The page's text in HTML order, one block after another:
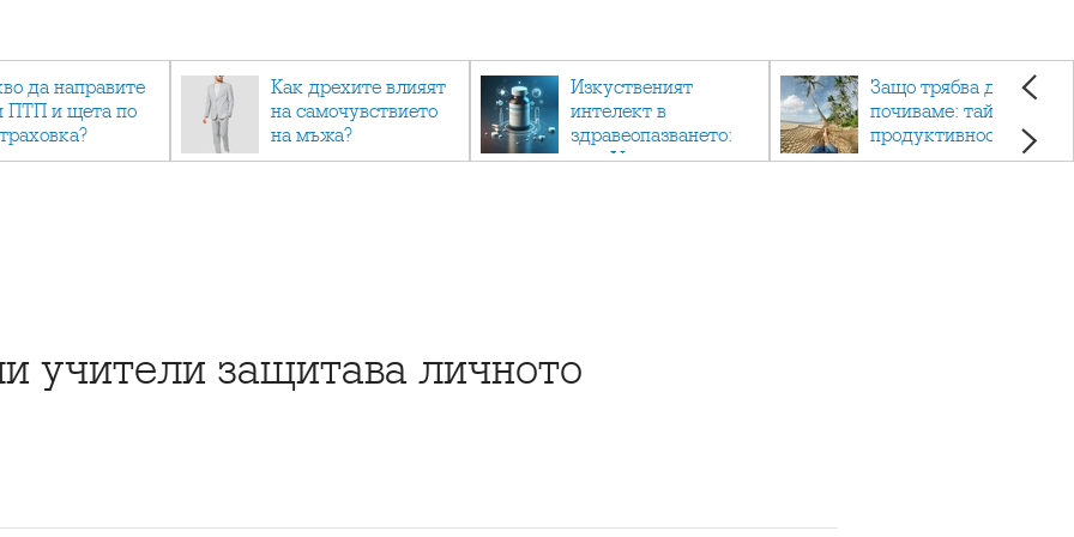
да направите
ПТП и щета по
Как дрехите влияят
на самочувствието
на мъжа?
Изкуственият
интелект в
здравеопазването:
как AI променя
Защо трябва да си
почиваме: тайната на
продуктивността,
здравето и добрия
учители защитава личното